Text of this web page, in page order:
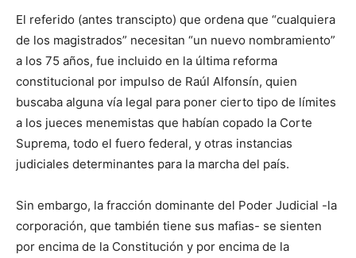
El referido (antes transcipto) que ordena que “cualquiera
de los magistrados” necesitan “un nuevo nombramiento”
a los 75 años, fue incluido en la última reforma
constitucional por impulso de Raúl Alfonsín, quien
buscaba alguna vía legal para poner cierto tipo de límites
a los jueces menemistas que habían copado la Corte
Suprema, todo el fuero federal, y otras instancias
judiciales determinantes para la marcha del país.
Sin embargo, la fracción dominante del Poder Judicial -la
corporación, que también tiene sus mafias- se sienten
por encima de la Constitución y por encima de la